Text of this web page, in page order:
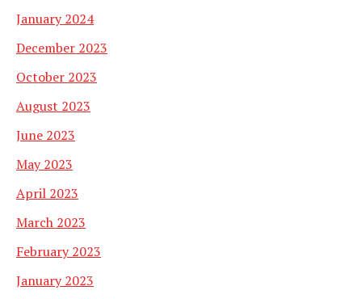
January 2024
December 2023
October 2023
August 2023
June 2023
May 2023
April 2023
March 2023
February 2023
January 2023